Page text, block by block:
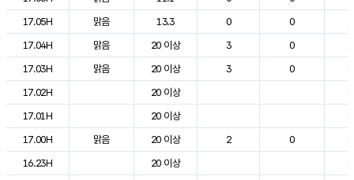
17.05H
맑음 13.3 0 0
17.04H
맑음 20 이상 3 0
17.03H
맑음 20 이상 3 0
17.02H
20 이상
17.01H
20 이상
17.00H
맑음 20 이상 2 0
16.23H
20 이상